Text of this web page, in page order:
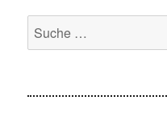
Suche
nach: